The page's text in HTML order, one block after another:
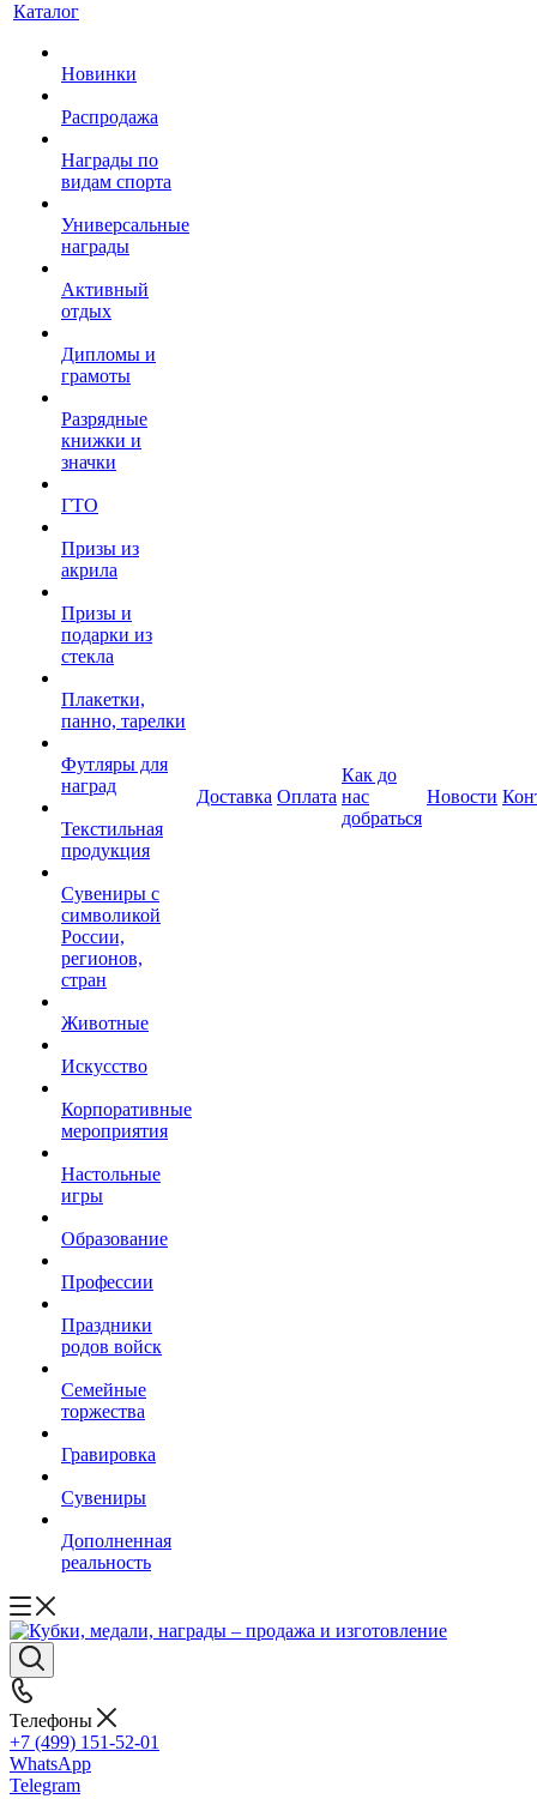
Каталог
Новинки
Распродажа
Награды по
видам спорта
Универсальные
награды
Активный
отдых
Дипломы и
грамоты
Разрядные
книжки и
значки
ГТО
Призы из
акрила
Призы и
подарки из
стекла
Плакетки,
панно, тарелки
Футляры для
наград
Текстильная
продукция
Сувениры с
символикой
России,
регионов,
стран
Животные
Искусство
Корпоративные
мероприятия
Настольные
игры
Образование
Профессии
Праздники
родов войск
Семейные
торжества
Гравировка
Сувениры
Дополненная
реальность
Доставка Оплата
Как до
нас
добраться
Новости
Телефоны
+7 (499) 151-52-01
WhatsApp
Telegram